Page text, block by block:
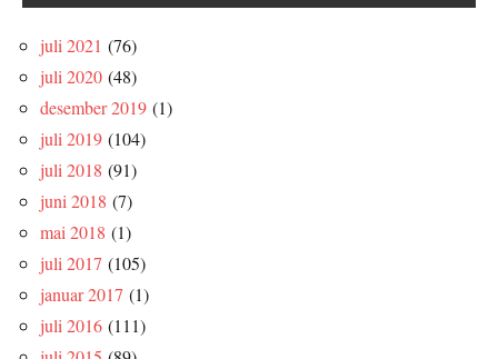
juli 2021 (76)
juli 2020 (48)
desember 2019 (1)
juli 2019 (104)
juli 2018 (91)
juni 2018 (7)
mai 2018 (1)
juli 2017 (105)
januar 2017 (1)
juli 2016 (111)